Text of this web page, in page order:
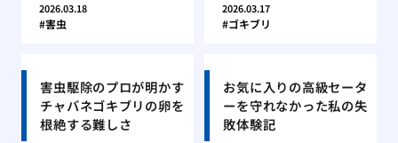
2026.03.18
害虫
2026.03.17
ゴキブリ
害虫駆除のプロが明かす
チャバネゴキブリの卵を
根絶する難しさ
お気に入りの高級セータ
ーを守れなかった私の失
敗体験記